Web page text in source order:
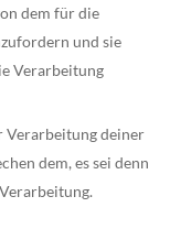
dem für die
und sie
Verarbeitung
Verarbeitung deiner
dem, es sei denn